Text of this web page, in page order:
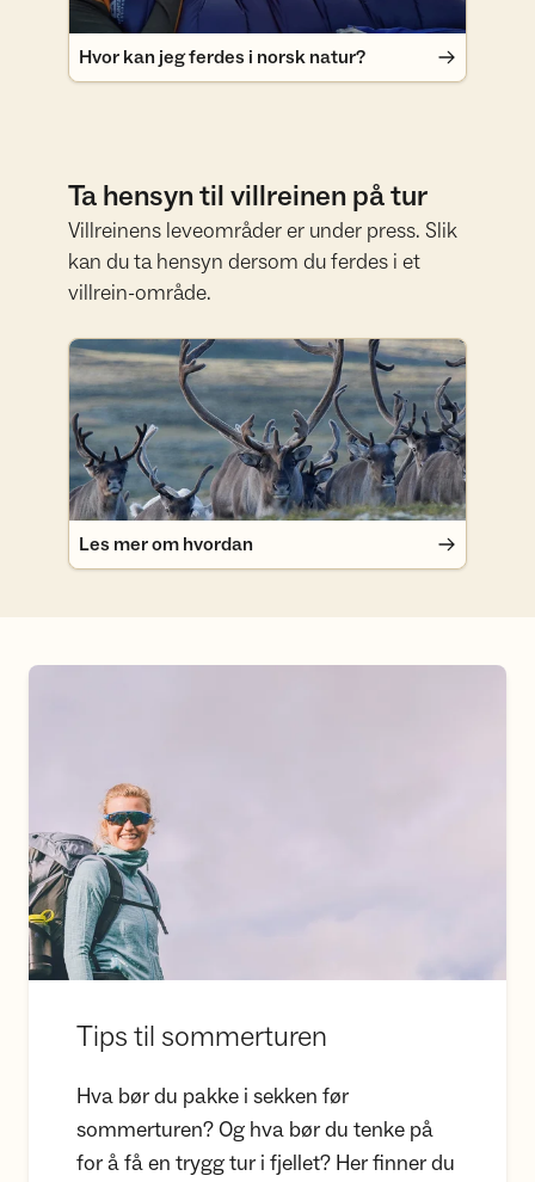
Hvor kan jeg ferdes i norsk natur?
Ta hensyn til villreinen på tur
Villreinens leveområder er under press. Slik
kan du ta hensyn dersom du ferdes i et
villrein-område.
Les mer om hvordan
Les mer om hvordan
Tips til sommerturen
Tips til sommerturen
Hva bør du pakke i sekken før
sommerturen? Og hva bør du tenke på
for å få en trygg tur i fjellet? Her finner du